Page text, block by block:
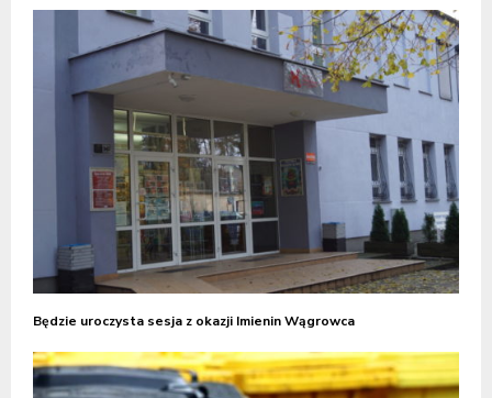
Będzie uroczysta sesja z okazji Imienin Wągrowca